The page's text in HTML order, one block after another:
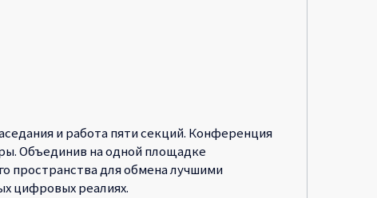
и работа пяти секций. Конференция
Объединив на одной площадке
пространства для обмена лучшими
цифровых реалиях.